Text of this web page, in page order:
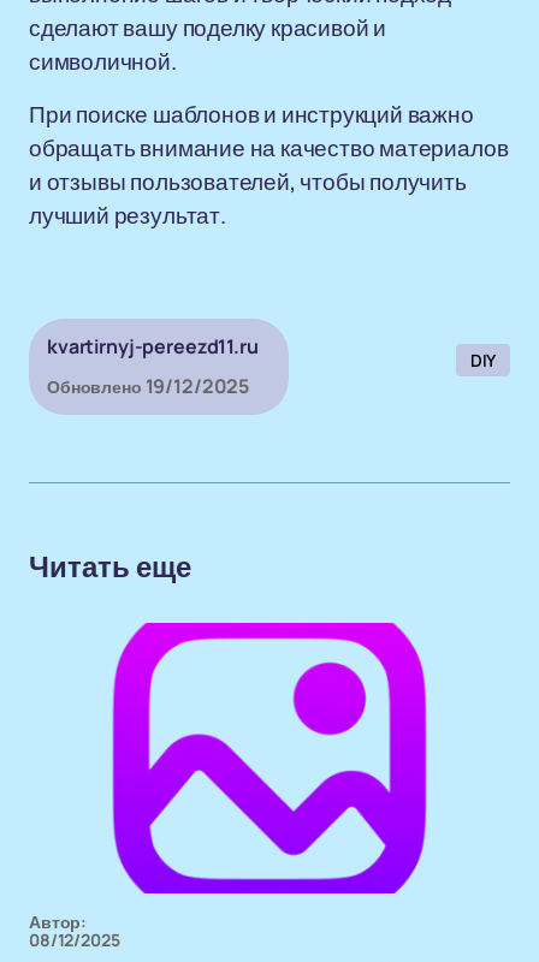
сделают вашу поделку красивой и
символичной.
При поиске шаблонов и инструкций важно
обращать внимание на качество материалов
и отзывы пользователей, чтобы получить
лучший результат.
kvartirnyj-pereezd11.ru
Обновлено 19/12/2025
DIY
Читать еще
Автор:
08/12/2025